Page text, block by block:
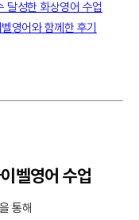
성한 화상영어 수업
영어와 함께한 후기
벨영어 수업
통해